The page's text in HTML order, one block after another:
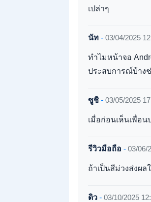
เปล่าๆ
นัท- 03/04/2025
ทำไมหน้าจอ
ประสบการณ์บ้าง
ซูชิ- 03/05/2025
เมื่อก่อนเห็นเพื่อ
รีวิวมือถือ - 03/06/
ถ้าเป็นสีม่วงส่งผ
ดิว- 03/10/2025